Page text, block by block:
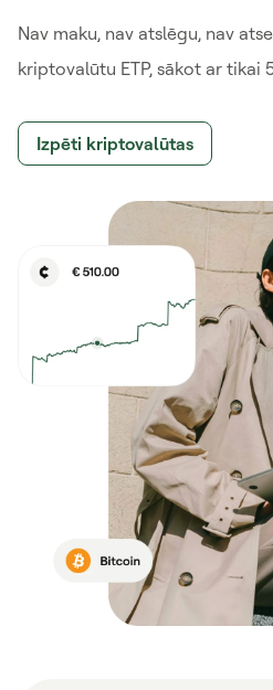
Nav maku, nav atslēgu, nav
kriptovalūtu ETP, sākot ar tikai
Izpēti kriptovalūtas